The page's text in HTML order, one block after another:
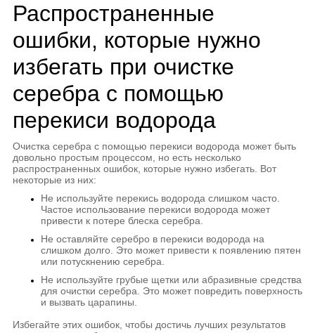
Распространенные
ошибки, которые нужно
избегать при очистке
серебра с помощью
перекиси водорода
Очистка серебра с помощью перекиси водорода может быть
довольно простым процессом, но есть несколько
распространенных ошибок, которые нужно избегать. Вот
некоторые из них:
Не используйте перекись водорода слишком часто.
Частое использование перекиси водорода может
привести к потере блеска серебра.
Не оставляйте серебро в перекиси водорода на
слишком долго. Это может привести к появлению пятен
или потускнению серебра.
Не используйте грубые щетки или абразивные средства
для очистки серебра. Это может повредить поверхность
и вызвать царапины.
Избегайте этих ошибок, чтобы достичь лучших результатов